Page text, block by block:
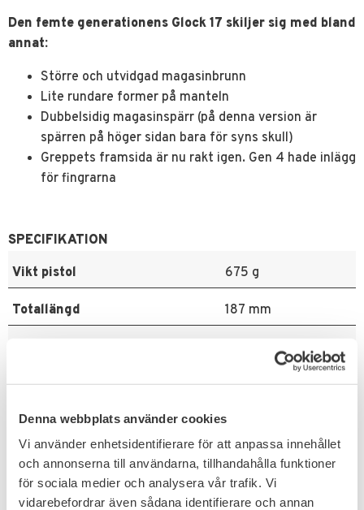
Denna webbplats använder cookies
Vi använder enhetsidentifierare för att anpassa innehållet
och annonserna till användarna, tillhandahålla funktioner
för sociala medier och analysera vår trafik. Vi
vidarebefordrar även sådana identifierare och annan
Den femte generationens Glock 17 skiljer sig med bland
annat:
Större och utvidgad magasinbrunn
Lite rundare former på manteln
Dubbelsidig magasinspärr (på denna version är
spärren på höger sidan bara för syns skull)
Greppets framsida är nu rakt igen. Gen 4 hade inlägg
för fingrarna
SPECIFIKATION
Vikt pistol
675 g
Totallängd 187 mm
Kaliber 6 mm
Magasinkapacitet 14 skott
Anslagsenergi 2 J
Blowback Ja